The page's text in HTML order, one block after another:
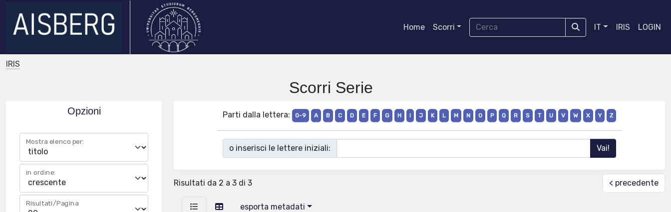
Home Scorri IT IRIS LOGIN
IRIS
Scorri Serie
Opzioni
Mostra elenco per:
in ordine:
Risultati/Pagina
Parti dalla lettera: 0-9 A B C D E F G H I J K L M N O P Q R S T U V W X Y Z
o inserisci le lettere iniziali:
Risultati da 2 a 3 di 3 < precedente
esporta metadati